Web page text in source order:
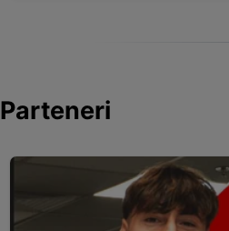
Parteneri